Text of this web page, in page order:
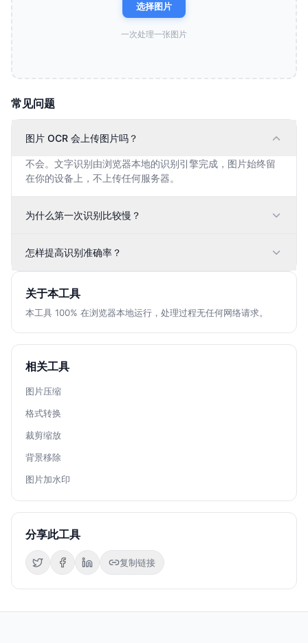
选择图片
一次处理一张图片
常见问题
图片 OCR 会上传图片吗？
不会。文字识别由浏览器本地的识别引擎完成，图片始终留
在你的设备上，不上传任何服务器。
为什么第一次识别比较慢？
怎样提高识别准确率？
关于本工具
本工具 100% 在浏览器本地运行，处理过程无任何网络请求。
相关工具
图片压缩
格式转换
裁剪缩放
背景移除
图片加水印
分享此工具
复制链接